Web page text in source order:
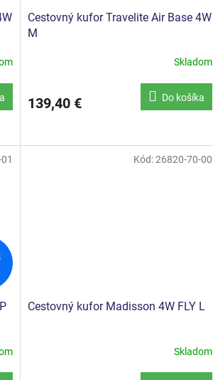
Cestovný kufor Travelite Air Base 4W
M
je
5
Skladom
139,40 € Do košíka
Cestovný kufor Madisson 4W FLY L
Skladom
Kód:26820-70-00